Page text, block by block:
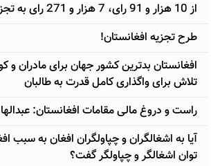
از 10 هزار و 91 رای، 7 هزار و 271 رای به تجزیه افغانستان
طرح تجزیه افغانستان!
افغانستان بدترین کشور جهان برای مادران و
تلاش برای واگذاری کامل قدرت به طالبان
راست و دروغ مالی مقامات افغانستان:
آيا به اشغالگران و چپاولگران افغان به سبب
توان اشغالگر و چپاولگر گفت؟